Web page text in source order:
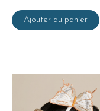
Ajouter au panier